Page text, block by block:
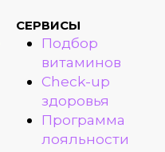
СЕРВИСЫ
Подбор
витаминов
Check-up
здоровья
Программа
лояльности